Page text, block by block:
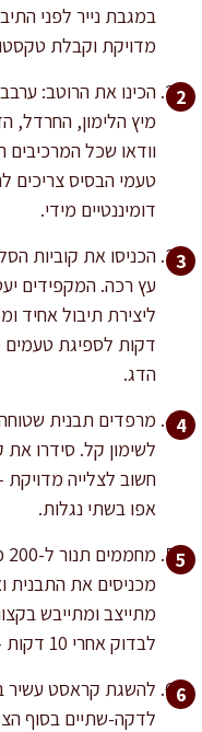
במגבת נייר לפני
מדויקת וקבלת
הכינו את הרוטב:
מיץ הלימון, החרדל,
וודאו שכל
טעמי הבסיס צריכים
דומיננטיים מידי.
הכניסו את קוביות
עץ רכה. המקפידים
דקות לספיגת
הדג.
מרפדים תבנית שטוחה
לשימון קל. סידרו את
חשוב לצלייה
אפו בשתי נגלות.
מתייצב ומתייבש
לבדוק אחרי 10 דקות – קוביות קטנות ידרשו פחות זמן.
להשגת קראסט עשיר
לדקה-שתיים בסוף